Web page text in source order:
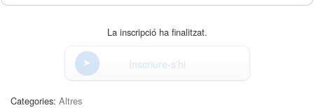
La inscripció ha finalitzat.
Inscriure-s'hi
Categories: Altres